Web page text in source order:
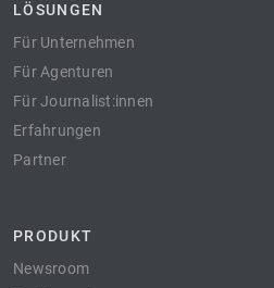
LÖSUNGEN
Für Unternehmen
Für Agenturen
Für Journalist:innen
Erfahrungen
Partner
PRODUKT
Newsroom